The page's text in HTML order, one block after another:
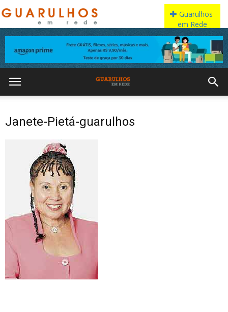
Janete-Pietá-guarulhos